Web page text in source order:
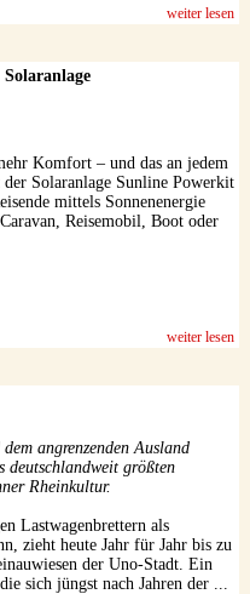
weiter lesen
Solaranlage
Komfort – und das an jedem
Solaranlage Sunline Powerkit
mittels Sonnenenergie
Reisemobil, Boot oder
weiter lesen
angrenzenden Ausland
deutschlandweit größten
Rheinkultur.
Lastwagenbrettern als
zieht heute Jahr für Jahr bis zu
der Uno-Stadt. Ein
sich jüngst nach Jahren der ...